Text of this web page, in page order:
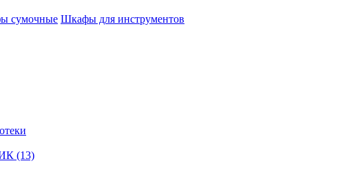
сумочные Шкафы для инструментов
(13)